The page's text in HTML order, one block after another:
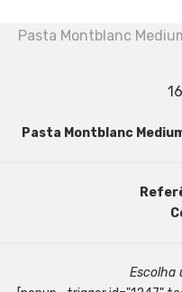
Pasta Montblanc
Pasta Montblanc
Escolha